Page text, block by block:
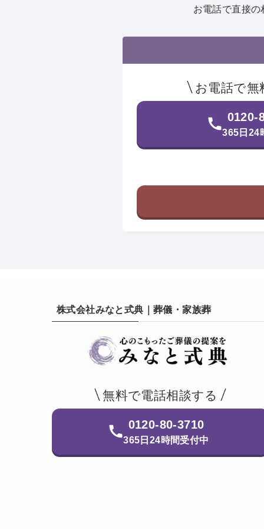
お電話で直接
お電話で無
0120-
365日24
株式会社みなと式典｜葬儀・家族葬
無料で電話相談する
0120-80-3710
365日24時間受付中